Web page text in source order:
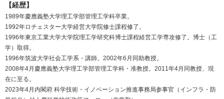
【経歴】
1989年慶應義塾大学理工学部管理工学科卒業。
1992年ロチェスター大学経営大学院修士課程修了。
1996年東京工業大学大学院理工学研究科博士課程経営工学専攻修了。博士（工
学）取得。
1996年筑波大学社会工学系・講師。2002年6月同助教授。
2008年4月慶應義塾大学理工学部管理工学科・准教授。2011年4月同教授、現
在に至る。
2023年4月内閣府 科学技術・イノベーション推進事務局参事官（インフラ・防